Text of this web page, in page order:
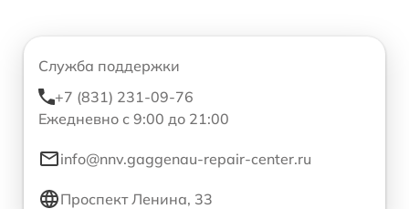
Служба поддержки
+7 (831) 231-09-76
Ежедневно с 9:00 до 21:00
info@nnv.gaggenau-repair-center.ru
Проспект Ленина, 33